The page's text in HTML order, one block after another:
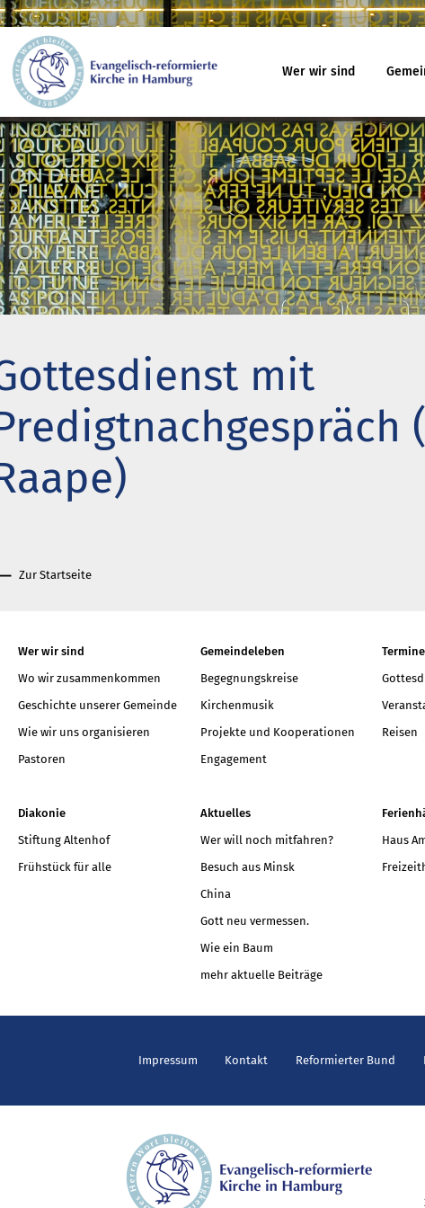
Wer wir sind
Wer wir sind
Wo wir zusammenkommen
Geschichte unserer Gemeinde
Wie wir uns organisieren
Pastoren
Gemeindeleben
Begegnungskreise
Kirchenmusik
Projekte und Kooperationen
Engagement
Termine
Reisen
Diakonie
Frühstück für alle
Aktuelles
Besuch aus Minsk
Gott neu vermessen.
Wie ein Baum
mit
Zur Startseite
Wer wir sind
Wo wir zusammenkommen
Geschichte unserer Gemeinde
Wie wir uns organisieren
Pastoren
Gemeindeleben
Begegnungskreise
Kirchenmusik
Projekte und Kooperationen
Engagement
Termine
Reisen
Diakonie
Stiftung Altenhof
Frühstück für alle
Aktuelles
Wer will noch mitfahren?
Besuch aus Minsk
China
Gott neu vermessen.
Wie ein Baum
mehr aktuelle Beiträge
Haus
Impressum Kontakt Reformierter Bund